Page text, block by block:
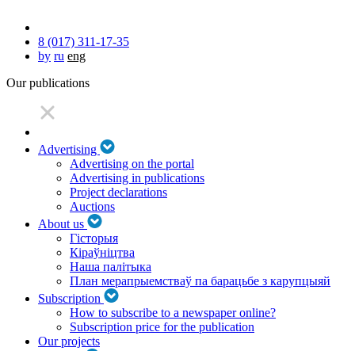
8 (017) 311-17-35
by ru eng
Our publications
Advertising
Advertising on the portal
Advertising in publications
Project declarations
Auctions
About us
Гісторыя
Кіраўніцтва
Наша палітыка
План мерапрыемстваў па барацьбе з карупцыяй
Subscription
How to subscribe to a newspaper online?
Subscription price for the publication
Our projects